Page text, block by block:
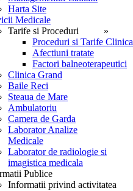
Harta Site
Medicale
Tarife si Proceduri
Proceduri si Tarife Clinica
Afectiuni tratate
Factori balneoterapeutici
Clinica Grand
Baile Reci
Steaua de Mare
Ambulatoriu
Camera de Garda
Laborator Analize
Medicale
Laborator de radiologie si
imagistica medicala
Publice
Informatii privind activitatea